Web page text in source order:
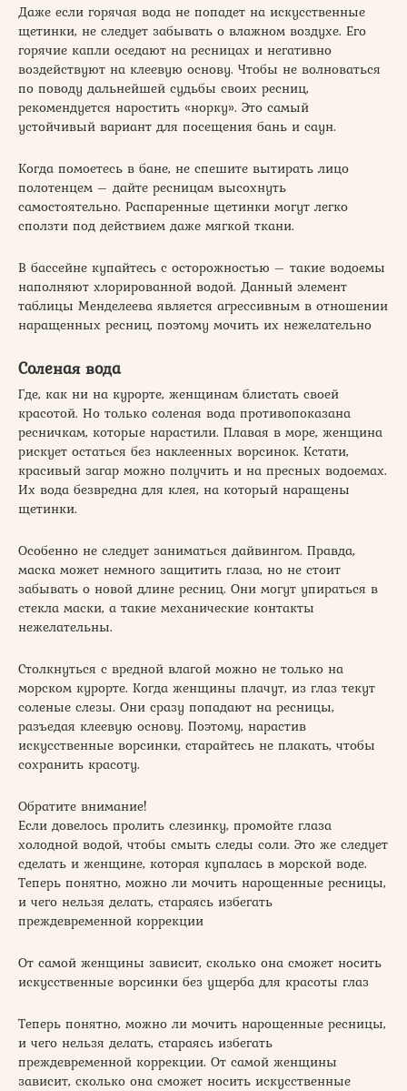
Даже если горячая вода не попадет на искусственные
щетинки, не следует забывать о влажном воздухе. Его
горячие капли оседают на ресницах и негативно
воздействуют на клеевую основу. Чтобы не волноваться
по поводу дальнейшей судьбы своих ресниц,
рекомендуется наростить «норку». Это самый
устойчивый вариант для посещения бань и саун.
Когда помоетесь в бане, не спешите вытирать лицо
полотенцем – дайте ресницам высохнуть
самостоятельно. Распаренные щетинки могут легко
сползти под действием даже мягкой ткани.
В бассейне купайтесь с осторожностью – такие водоемы
наполняют хлорированной водой. Данный элемент
таблицы Менделеева является агрессивным в отношении
наращенных ресниц, поэтому мочить их нежелательно
Соленая вода
Где, как ни на курорте, женщинам блистать своей
красотой. Но только соленая вода противопоказана
ресничкам, которые нарастили. Плавая в море, женщина
рискует остаться без наклеенных ворсинок. Кстати,
красивый загар можно получить и на пресных водоемах.
Их вода безвредна для клея, на который наращены
щетинки.
Особенно не следует заниматься дайвингом. Правда,
маска может немного защитить глаза, но не стоит
забывать о новой длине ресниц. Они могут упираться в
стекла маски, а такие механические контакты
нежелательны.
Столкнуться с вредной влагой можно не только на
морском курорте. Когда женщины плачут, из глаз текут
соленые слезы. Они сразу попадают на ресницы,
разъедая клеевую основу. Поэтому, нарастив
искусственные ворсинки, старайтесь не плакать, чтобы
сохранить красоту.
Обратите внимание!
Если довелось пролить слезинку, промойте глаза
холодной водой, чтобы смыть следы соли. Это же следует
сделать и женщине, которая купалась в морской воде.
Теперь понятно, можно ли мочить нарощенные ресницы,
и чего нельзя делать, стараясь избегать
преждевременной коррекции
От самой женщины зависит, сколько она сможет носить
искусственные ворсинки без ущерба для красоты глаз
Теперь понятно, можно ли мочить нарощенные ресницы,
и чего нельзя делать, стараясь избегать
преждевременной коррекции. От самой женщины
зависит, сколько она сможет носить искусственные